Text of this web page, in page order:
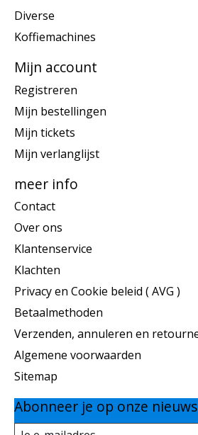
Diverse
Koffiemachines
Mijn account
Registreren
Mijn bestellingen
Mijn tickets
Mijn verlanglijst
meer info
Contact
Over ons
Klantenservice
Klachten
Privacy en Cookie beleid ( AVG )
Betaalmethoden
Verzenden, annuleren en
Algemene voorwaarden
Sitemap
Abonneer je op onze